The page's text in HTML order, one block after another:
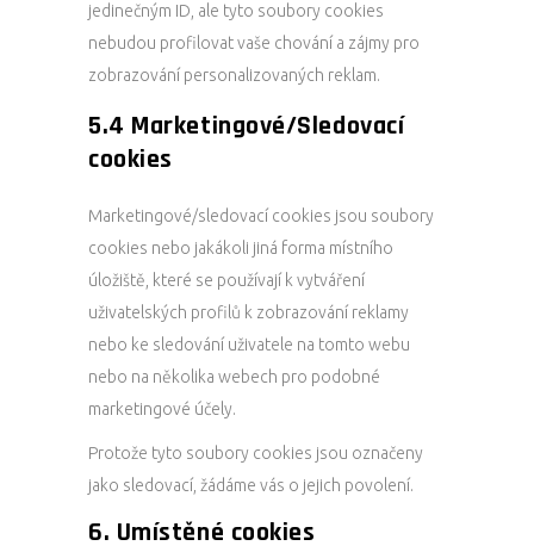
jedinečným ID, ale tyto soubory cookies
nebudou profilovat vaše chování a zájmy pro
zobrazování personalizovaných reklam.
5.4 Marketingové/Sledovací
cookies
Marketingové/sledovací cookies jsou soubory
cookies nebo jakákoli jiná forma místního
úložiště, které se používají k vytváření
uživatelských profilů k zobrazování reklamy
nebo ke sledování uživatele na tomto webu
nebo na několika webech pro podobné
marketingové účely.
Protože tyto soubory cookies jsou označeny
jako sledovací, žádáme vás o jejich povolení.
6. Umístěné cookies